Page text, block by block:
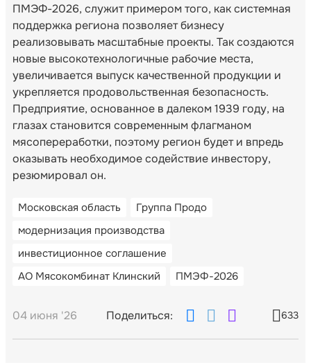
ПМЭФ-2026, служит примером того, как системная
поддержка региона позволяет бизнесу
реализовывать масштабные проекты. Так создаются
новые высокотехнологичные рабочие места,
увеличивается выпуск качественной продукции и
укрепляется продовольственная безопасность.
Предприятие, основанное в далеком 1939 году, на
глазах становится современным флагманом
мясопереработки, поэтому регион будет и впредь
оказывать необходимое содействие инвестору,
резюмировал он.
Московская область
Группа Продо
модернизация производства
инвестиционное соглашение
АО Мясокомбинат Клинский
ПМЭФ-2026
04 июня '26 Поделиться: 633